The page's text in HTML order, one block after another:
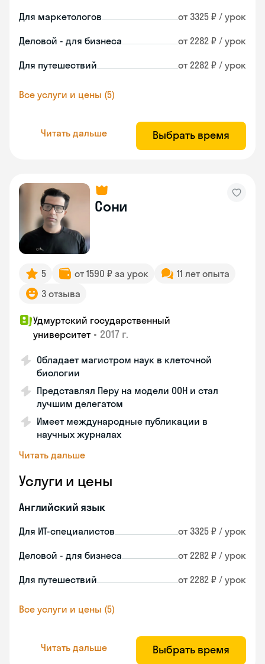
Для маркетологов от 3325 ₽ / урок
Деловой - для бизнеса от 2282 ₽ / урок
Для путешествий от 2282 ₽ / урок
Все услуги и цены (5)
Читать дальше Выбрать время
Сони
5 от 1590 ₽ за урок
11 лет опыта
3 отзыва
Удмуртский государственный
университет • 2017 г.
Обладает магистром наук в клеточной
биологии
Представлял Перу на модели ООН и стал
лучшим делегатом
Имеет международные публикации в
научных журналах
Читать дальше
Услуги и цены
Английский язык
Для ИТ-специалистов от 3325 ₽ / урок
Деловой - для бизнеса от 2282 ₽ / урок
Для путешествий от 2282 ₽ / урок
Все услуги и цены (5)
Читать дальше Выбрать время